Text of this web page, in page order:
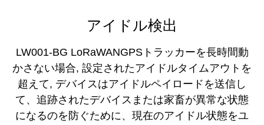
アイドル検出
LW001-BG LoRaWANGPSトラッカーを長時間動
かさない場合, 設定されたアイドルタイムアウトを
超えて, デバイスはアイドルペイロードを送信し
て、追跡されたデバイスまたは家畜が異常な状態
になるのを防ぐために、現在のアイドル状態をユ